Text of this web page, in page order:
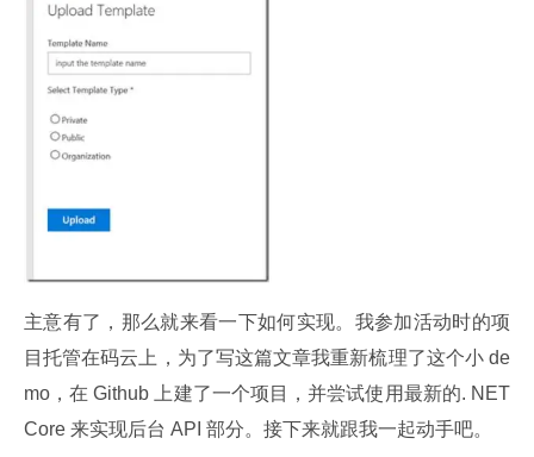
主意有了，那么就来看一下如何实现。我参加活动时的项
目托管在码云上，为了写这篇文章我重新梳理了这个小 de
mo，在 Github 上建了一个项目，并尝试使用最新的. NET
Core 来实现后台 API 部分。接下来就跟我一起动手吧。